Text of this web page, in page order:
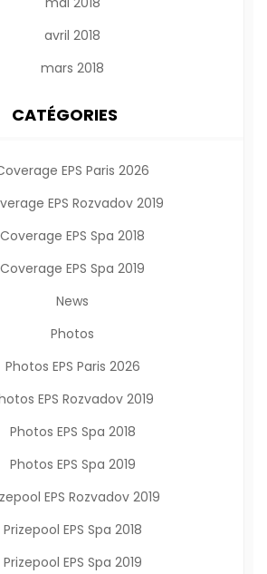
avril 2018
mars 2018
CATÉGORIES
EPS Paris 2026
EPS Rozvadov 2019
Coverage EPS Spa 2018
Coverage EPS Spa 2019
News
Photos
Photos EPS Paris 2026
EPS Rozvadov 2019
Photos EPS Spa 2018
Photos EPS Spa 2019
EPS Rozvadov 2019
Prizepool EPS Spa 2018
Prizepool EPS Spa 2019